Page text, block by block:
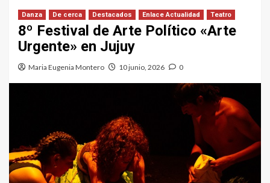
Danza De cerca Destacados Enlace Actualidad Teatro
8º Festival de Arte Político «Arte
Urgente» en Jujuy
Maria Eugenia Montero 10 junio, 2026 0